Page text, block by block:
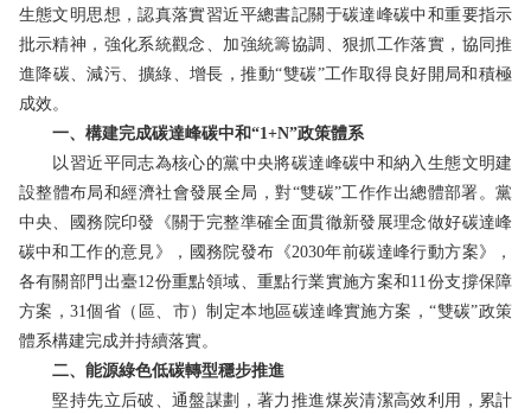
生態文明思想，認真落實習近平總書記關于碳達峰碳中和重要指示
批示精神，強化系統觀念、加強統籌協調、狠抓工作落實，協同推
進降碳、減污、擴綠、增長，推動“雙碳”工作取得良好開局和積極
成效。
一、構建完成碳達峰碳中和“1+N”政策體系
以習近平同志為核心的黨中央將碳達峰碳中和納入生態文明建
設整體布局和經濟社會發展全局，對“雙碳”工作作出總體部署。黨
中央、國務院印發《關于完整準確全面貫徹新發展理念做好碳達峰
碳中和工作的意見》，國務院發布《2030年前碳達峰行動方案》，
各有關部門出臺12份重點領域、重點行業實施方案和11份支撐保障
方案，31個省（區、市）制定本地區碳達峰實施方案，“雙碳”政策
體系構建完成并持續落實。
二、能源綠色低碳轉型穩步推進
堅持先立后破、通盤謀劃，著力推進煤炭清潔高效利用，累計